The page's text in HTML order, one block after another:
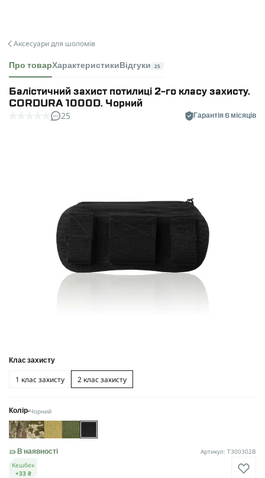
Аксесуари для шоломів
Про товарХарактеристики Відгуки 25
Балістичний захист потилиці 2-го класу захисту.
CORDURA 1000D. Чорний
25 Гарантія 6 місяців
Клас захисту
1 клас захисту 2 клас захисту
Колір Чорний
В наявності
Артикул: T300302B
Кешбек
+33 ₴